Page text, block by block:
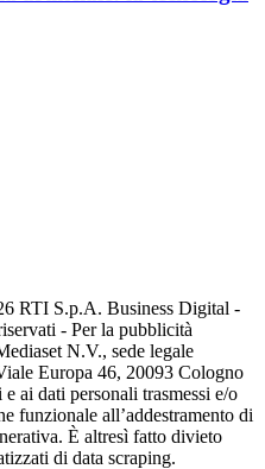
RTI S.p.A. Business Digital -
- Per la pubblicità
N.V., sede legale
Europa 46, 20093 Cologno
ai dati personali trasmessi e/o
funzionale all’addestramento di
È altresì fatto divieto
di data scraping.